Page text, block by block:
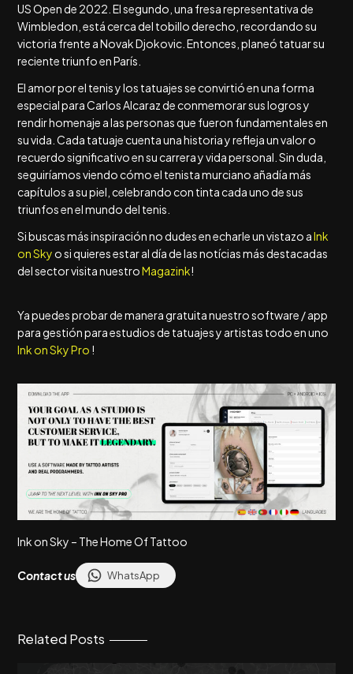
US Open de 2022. El segundo, una fresa representativa de
Wimbledon, está cerca del tobillo derecho, recordando su
victoria frente a Novak Djokovic. Entonces, planeó tatuar su
reciente triunfo en París.
El amor por el tenis y los tatuajes se convirtió en una forma
especial para Carlos Alcaraz de conmemorar sus logros y
rendir homenaje a las personas que fueron fundamentales en
su vida. Cada tatuaje cuenta una historia y refleja un valor o
recuerdo significativo en su carrera y vida personal. Sin duda,
seguiríamos viendo cómo el tenista murciano añadía más
capítulos a su piel, celebrando con tinta cada uno de sus
triunfos en el mundo del tenis.
Si buscas más inspiración no dudes en echarle un vistazo aInk
on Sky o si quieres estar al día de las notícias más destacadas
del sector visita nuestroMagazink!
Ya puedes probar de manera gratuita nuestro software / app
para gestión para estudios de tatuajes y artistas todo en uno
Ink on Sky Pro !
Ink on Sky – The Home Of Tattoo
Contact us WhatsApp
Related Posts